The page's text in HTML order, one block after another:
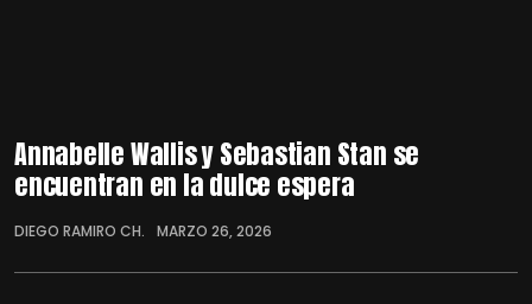
Annabelle Wallis y Sebastian Stan se
encuentran en la dulce espera
DIEGO RAMIRO CH. MARZO 26, 2026